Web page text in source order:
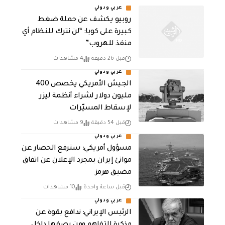
عربي ودولي
روبيو يكشف عن حملة ضغط
كبيرة على كوبا: “لن نترك للنظام أي
منفذ للهروب”
قبل 26 دقيقة 4 مشاهدات
عربي ودولي
الجيش الأمريكي يخصص 400
مليون دولار لشراء أنظمة ليزر
لإسقاط المسيّرات
قبل 54 دقيقة 9 مشاهدات
عربي ودولي
مسؤول أمريكي: سنرفع الحصار عن
موانئ إيران بمجرد الإعلان عن اتفاق
مضيق هرمز
قبل ساعة واحدة 10 مشاهدات
عربي ودولي
الرئيس الإيراني: ندافع بقوة عن